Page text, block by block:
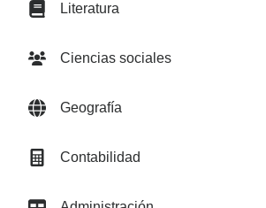
Literatura
Ciencias sociales
Geografía
Contabilidad